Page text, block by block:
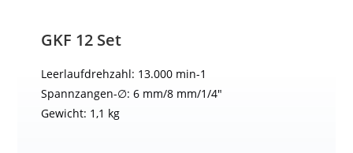
GKF 12 Set
Leerlaufdrehzahl: 13.000 min-1
Spannzangen-∅: 6 mm/8 mm/1/4″
Gewicht: 1,1 kg